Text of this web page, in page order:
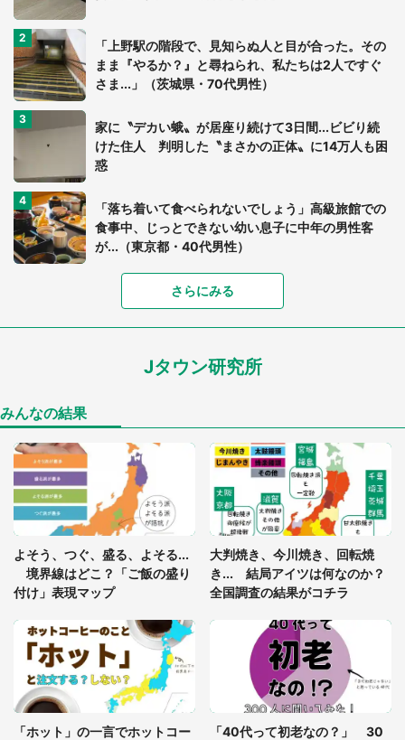
「上野駅の階段で、見知らぬ人と目が合った。その
まま『やるか？』と尋ねられ、私たちは2人ですぐ
さま...」（茨城県・70代男性）
家に〝デカい蛾〟が居座り続けて3日間...ビビり続
けた住人 判明した〝まさかの正体〟に14万人も困
惑
「落ち着いて食べられないでしょう」高級旅館での
食事中、じっとできない幼い息子に中年の男性客
が...（東京都・40代男性）
「富豪すぎ」1歳息子の〝店頭駄々こね〟の内容に1.
7万人驚がく 「お菓子売り場ならまだしも...」「ハ
ードル高い」
「閉所恐怖症の私は新幹線で大パニック。隣席の青
「ゾワゾワする」「本当に気持ち悪い」 道端でバ
グっちゃってた〝野生の野菜〟に6.5万人戦慄
座布団だろ」「食パンの耳」と1.4万人困惑
っ暗な道で遭難状態。なんとか見つけた民家に助け
を求めると、住人の男性が...」
「孫にあげると思って、あなたにこれをあげる」
真夏の山道で見知らぬお婆さんに握らされたもの
（山口県・30代女性）
さらにみる
Jタウン研究所
みんなの結果
よそう、つぐ、盛る、よそる...
境界線はどこ？「ご飯の盛り
付け」表現マップ
大判焼き、今川焼き、回転焼
き... 結局アイツは何なのか？
全国調査の結果がコチラ
「ホット」の一言でホットコー
「40代って初老なの？」 30